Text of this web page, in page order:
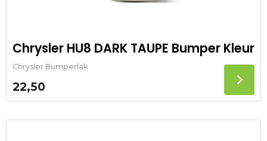
Chrysler HU8 DARK TAUPE Bumper Kleur
Chrysler Bumperlak
22,50